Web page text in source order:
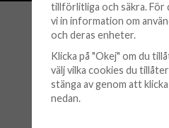
Retur &
tillförlitliga och säkra. För
vi in information om
och deras enheter.
Klicka på "Okej" om du
välj vilka cookies du
stänga av genom att
nedan.